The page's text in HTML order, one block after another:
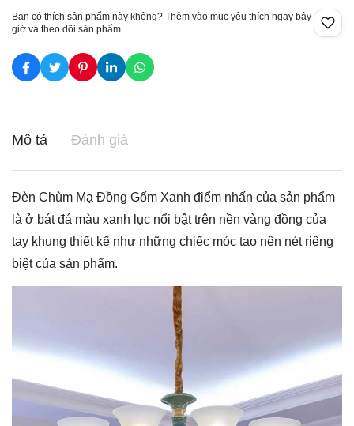
Bạn có thích sản phẩm này không? Thêm vào mục yêu thích ngay bây
giờ và theo dõi sản phẩm.
Mô tả Đánh giá
Đèn Chùm Mạ Đồng Gốm Xanh điểm nhấn của sản phẩm
là ở bát đá màu xanh lục nổi bật trên nền vàng đồng của
tay khung thiết kế như những chiếc móc tạo nên nét riêng
biệt của sản phẩm.